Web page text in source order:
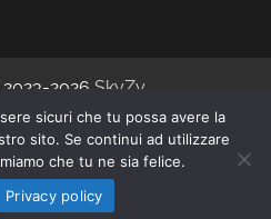
2026 SkyZy
alcuni contenuti
l’ausilio di sistemi
pubblicazione (AI
2024/1689).
sicuri che tu possa avere la
sito. Se continui ad utilizzare
che tu ne sia felice.
Privacy policy